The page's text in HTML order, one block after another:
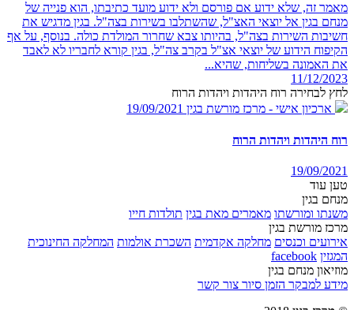
מאמר זה, שלא ידוע אם פורסם ולא ידוע מועד כתיבתו, הוא פנייה של
מנחם בגין אל יוצאי האצ"ל, שהשתלבו בשירות בצה"ל. בגין מדגיש את
חשיבות השירות בצה"ל, בהיותו צבא שחרור המולדת כולה. בנוסף, על אף
הקיפוח הידוע של יוצאי אצ"ל בקרב צה"ל, בגין קורא לחבריו לא לאבד
את האמונה בשליחות, שהיא...
11/12/2023
לחץ לבחירה רוח היהדות ויהדות הרוח
ארכיון אישי - מרכז מורשת בגין 19/09/2021
רוח היהדות ויהדות הרוח
19/09/2021
טען עוד
מנחם בגין
משנתו ומורשתו מאמרים מאת בגין תולדות חייו
מרכז מורשת בגין
אירועים וכנסים מחלקה אקדמית השכרת אולמות המחלקה החינוכית
המגזין facebook
מוזיאון מנחם בגין
מידע למבקר הזמן סיור צור קשר